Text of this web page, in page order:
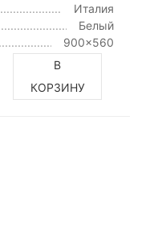
Италия
Белый
900x560
В
КОРЗИНУ